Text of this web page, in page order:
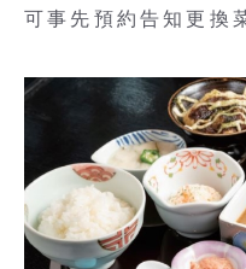
可事先預約告知更換